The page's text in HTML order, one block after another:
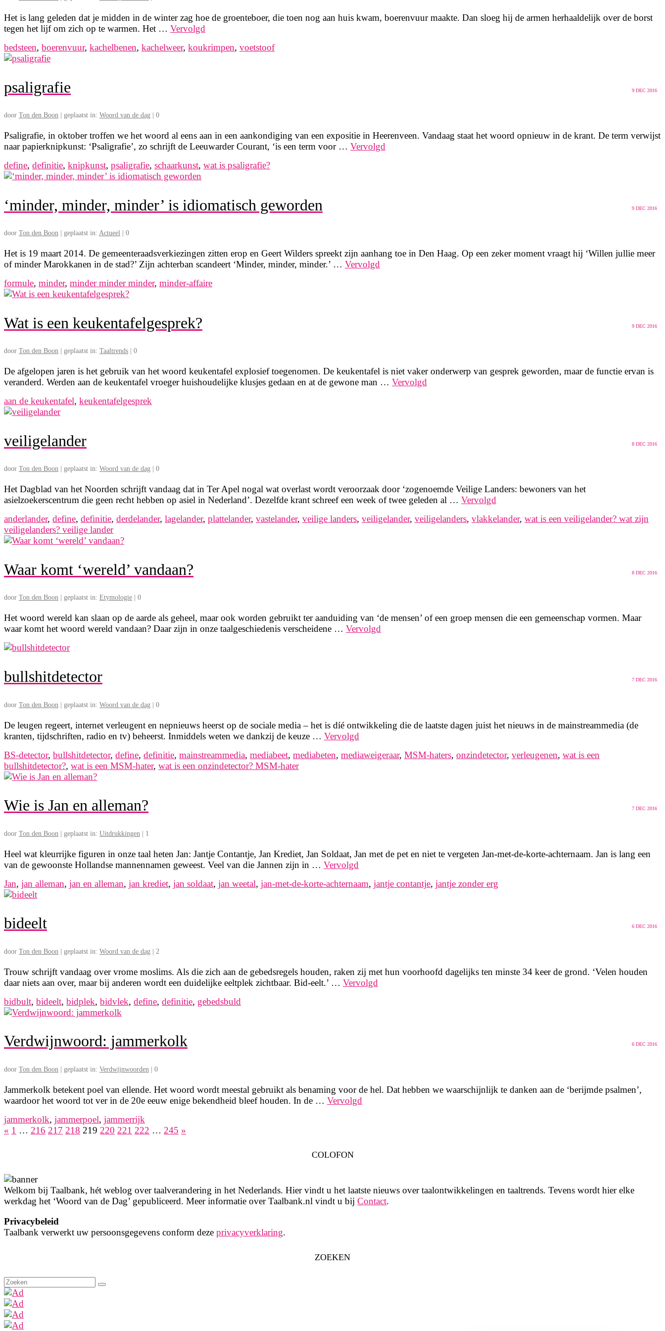
Het is lang geleden dat je midden in de winter zag hoe de groenteboer, die toen nog aan huis kwam, boerenvuur maakte. Dan sloeg hij de armen herhaaldelijk over de borst
tegen het lijf om zich op te warmen. Het … Vervolgd
bedsteen, boerenvuur, kachelbenen, kachelweer, koukrimpen, voetstoof
9 DEC 2016
psaligrafie
door Ton den Boon geplaatst in: Woord van de dag 0
Psaligrafie, in oktober troffen we het woord al eens aan in een aankondiging van een expositie in Heerenveen. Vandaag staat het woord opnieuw in de krant. De term verwijst
naar papierknipkunst: ‘Psaligrafie’, zo schrijft de Leeuwarder Courant, ‘is een term voor … Vervolgd
define, definitie, knipkunst, psaligrafie, schaarkunst, wat is psaligrafie?
9 DEC 2016
‘minder, minder, minder’ is idiomatisch geworden
door Ton den Boon geplaatst in: Actueel 0
Het is 19 maart 2014. De gemeenteraadsverkiezingen zitten erop en Geert Wilders spreekt zijn aanhang toe in Den Haag. Op een zeker moment vraagt hij ‘Willen jullie meer
of minder Marokkanen in de stad?’ Zijn achterban scandeert ‘Minder, minder, minder.’ … Vervolgd
formule, minder, minder minder minder, minder-affaire
9 DEC 2016
Wat is een keukentafelgesprek?
door Ton den Boon geplaatst in: Taaltrends 0
De afgelopen jaren is het gebruik van het woord keukentafel explosief toegenomen. De keukentafel is niet vaker onderwerp van gesprek geworden, maar de functie ervan is
veranderd. Werden aan de keukentafel vroeger huishoudelijke klusjes gedaan en at de gewone man … Vervolgd
aan de keukentafel, keukentafelgesprek
8 DEC 2016
veiligelander
door Ton den Boon geplaatst in: Woord van de dag 0
Het Dagblad van het Noorden schrijft vandaag dat in Ter Apel nogal wat overlast wordt veroorzaak door ‘zogenoemde Veilige Landers: bewoners van het
asielzoekerscentrum die geen recht hebben op asiel in Nederland’. Dezelfde krant schreef een week of twee geleden al … Vervolgd
anderlander, define, definitie, derdelander, lagelander, plattelander, vastelander, veilige landers, veiligelander, veiligelanders, vlakkelander, wat is een veiligelander? wat zijn
veiligelanders? veilige lander
8 DEC 2016
Waar komt ‘wereld’ vandaan?
door Ton den Boon geplaatst in: Etymologie 0
Het woord wereld kan slaan op de aarde als geheel, maar ook worden gebruikt ter aanduiding van ‘de mensen’ of een groep mensen die een gemeenschap vormen. Maar
waar komt het woord wereld vandaan? Daar zijn in onze taalgeschiedenis verscheidene … Vervolgd
7 DEC 2016
bullshitdetector
door Ton den Boon | geplaatst in: Woord van de dag | 0
De leugen regeert, internet verleugent en nepnieuws heerst op de sociale media – het is díé ontwikkeling die de laatste dagen juist het nieuws in de mainstreammedia (de
kranten, tijdschriften, radio en tv) beheerst. Inmiddels weten we dankzij de keuze … Vervolgd
BS-detector, bullshitdetector, define, definitie, mainstreammedia, mediabeet, mediabeten, mediaweigeraar, MSM-haters, onzindetector, verleugenen, wat is een
bullshitdetector?, wat is een MSM-hater, wat is een onzindetector? MSM-hater
7 DEC 2016
Wie is Jan en alleman?
door Ton den Boon | geplaatst in: Uitdrukkingen | 1
Heel wat kleurrijke figuren in onze taal heten Jan: Jantje Contantje, Jan Krediet, Jan Soldaat, Jan met de pet en niet te vergeten Jan-met-de-korte-achternaam. Jan is lang een
van de gewoonste Hollandse mannennamen geweest. Veel van die Jannen zijn in … Vervolgd
Jan, jan alleman, jan en alleman, jan krediet, jan soldaat, jan weetal, jan-met-de-korte-achternaam, jantje contantje, jantje zonder erg
6 DEC 2016
bideelt
door Ton den Boon geplaatst in: Woord van de dag 2
Trouw schrijft vandaag over vrome moslims. Als die zich aan de gebedsregels houden, raken zij met hun voorhoofd dagelijks ten minste 34 keer de grond. ‘Velen houden
daar niets aan over, maar bij anderen wordt een duidelijke eeltplek zichtbaar. Bid-eelt.’ … Vervolgd
bidbult, bideelt, bidplek, bidvlek, define, definitie, gebedsbuld
6 DEC 2016
Verdwijnwoord: jammerkolk
door Ton den Boon geplaatst in: Verdwijnwoorden 0
Jammerkolk betekent poel van ellende. Het woord wordt meestal gebruikt als benaming voor de hel. Dat hebben we waarschijnlijk te danken aan de ‘berijmde psalmen’,
waardoor het woord tot ver in de 20e eeuw enige bekendheid bleef houden. In de … Vervolgd
jammerkolk, jammerpoel, jammerrijk
Berichten
« 1 … 216 217 218 219 220 221 222 … 245 »
COLOFON
Welkom bij Taalbank, hét weblog over taalverandering in het Nederlands. Hier vindt u het laatste nieuws over taalontwikkelingen en taaltrends. Tevens wordt hier elke
werkdag het ‘Woord van de Dag’ gepubliceerd. Meer informatie over Taalbank.nl vindt u bij Contact.
Privacybeleid
Taalbank verwerkt uw persoonsgegevens conform deze privacyverklaring.
ZOEKEN
Zoeken
naar: